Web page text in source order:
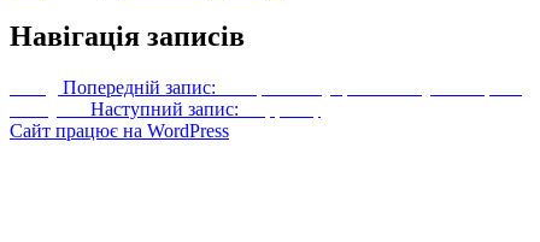
Навігація записів
Попередній запис:
Наступний запис:
Сайт працює на WordPress